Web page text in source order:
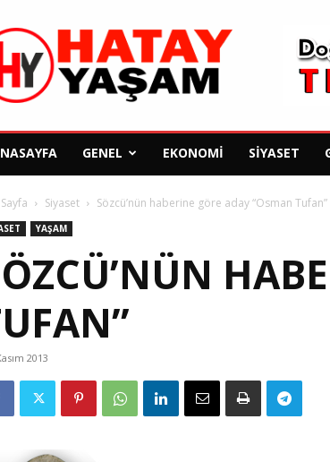
GENEL EKONOMI SIYASET
Siyaset Sözcü’nün haberine göre aday “Osman Tufan”
YAŞAM
2013